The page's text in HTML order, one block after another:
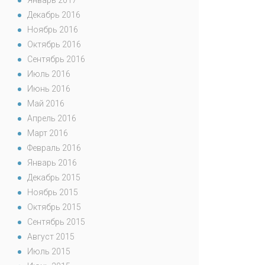
Декабрь 2016
Ноябрь 2016
Октябрь 2016
Сентябрь 2016
Июль 2016
Июнь 2016
Май 2016
Апрель 2016
Март 2016
Февраль 2016
Январь 2016
Декабрь 2015
Ноябрь 2015
Октябрь 2015
Сентябрь 2015
Август 2015
Июль 2015